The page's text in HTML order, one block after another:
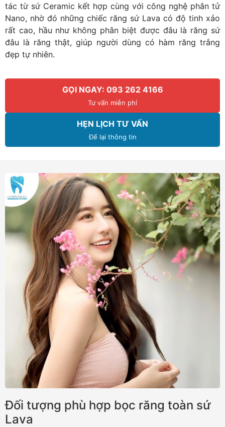
tác từ sứ Ceramic kết hợp cùng với công nghệ phân tử
Nano, nhờ đó những chiếc răng sứ Lava có độ tinh xảo
rất cao, hầu như không phân biệt được đâu là răng sứ
đâu là răng thật, giúp người dùng có hàm răng trắng
đẹp tự nhiên.
GỌI NGAY: 093 262 4166
Tư vấn miễn phí
HẸN LỊCH TƯ VẤN
Để lại thông tin
Đối tượng phù hợp bọc răng toàn sứ
Lava